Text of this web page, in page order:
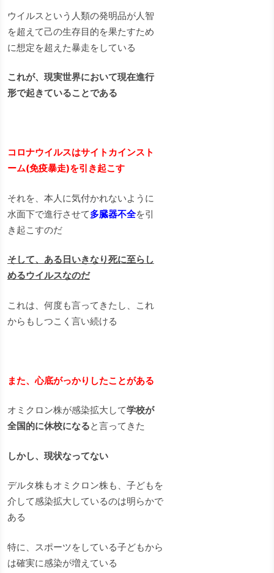
ウイルスという人類の発明品が人智
を超えて己の生存目的を果たすため
に想定を超えた暴走をしている
これが、現実世界において現在進行
形で起きていることである
コロナウイルスはサイトカインスト
ーム(免疫暴走)を引き起こす
それを、本人に気付かれないように
水面下で進行させて多臓器不全を引
き起こすのだ
そして、ある日いきなり死に至らし
めるウイルスなのだ
これは、何度も言ってきたし、これ
からもしつこく言い続ける
また、心底がっかりしたことがある
オミクロン株が感染拡大して学校が
全国的に休校になると言ってきた
しかし、現状なってない
デルタ株もオミクロン株も、子どもを
介して感染拡大しているのは明らかで
ある
特に、スポーツをしている子どもから
は確実に感染が増えている